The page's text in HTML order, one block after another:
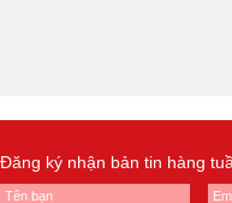
Đăng ký nhận bản tin hàng